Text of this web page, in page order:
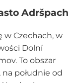
Adršpach
w Czechach, w
Dolní
To obszar
południe od